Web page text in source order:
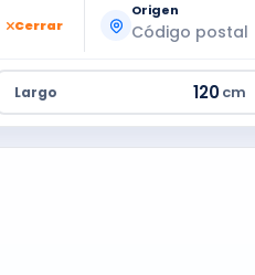
Cerrar
Origen
Largo cm